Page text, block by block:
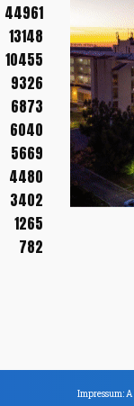
44961
13148
10455
9326
6873
6040
5669
4480
3402
1265
782
Impressum: